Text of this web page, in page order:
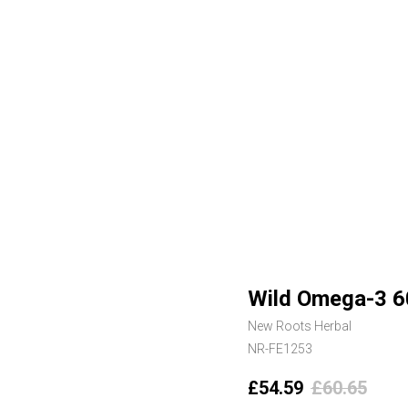
Wild Omega-3
New Roots Herbal
NR-FE1253
£54.59 £60.65